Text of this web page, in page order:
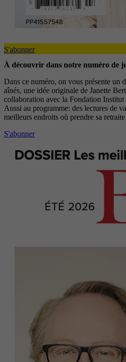
S'abonner
À découvrir dans notre numéro de
Dans ce numéro, on vous présente un
aînés, une idée originale de Janette
collaboration avec la Fondation
Aussi au programme: des lectures de
meilleurs endroits où prendre sa
S'abonner